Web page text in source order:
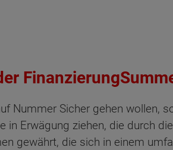
Nummer Sicher gehen wollen,
in Erwägung ziehen, die durch
gewährt, die sich in einem